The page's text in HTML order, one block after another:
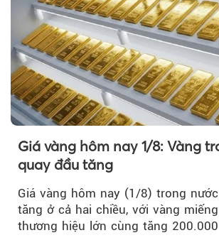
Giá vàng hôm nay 1/8: Vàng
quay đầu tăng
Giá vàng hôm nay (1/8) trong
tăng ở cả hai chiều, với vàng
thương hiệu lớn cùng tăng